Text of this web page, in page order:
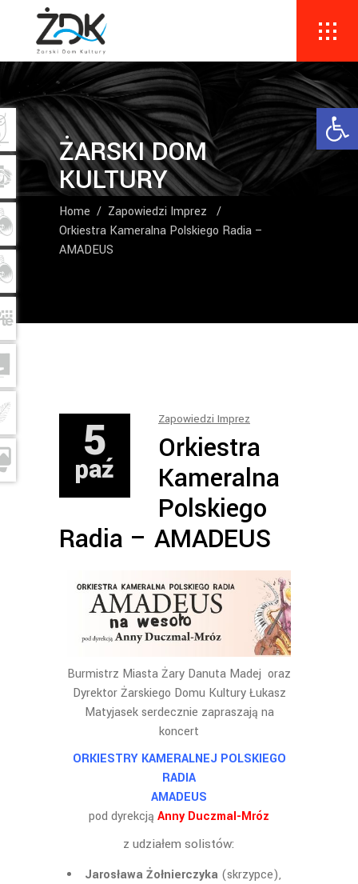
ŻARSKI DOM
KULTURY
Home / Zapowiedzi Imprez
/
Orkiestra Kameralna Polskiego Radia –
AMADEUS
5
paź
Zapowiedzi Imprez
Orkiestra
Kameralna
Polskiego
Radia – AMADEUS
Burmistrz Miasta Żary Danuta Madej oraz
Dyrektor Żarskiego Domu Kultury Łukasz
Matyjasek serdecznie zapraszają na
koncert
ORKIESTRY KAMERALNEJ POLSKIEGO
RADIA
AMADEUS
pod dyrekcją Anny Duczmal-Mróz
z udziałem solistów:
Jarosława Żołnierczyka (skrzypce),